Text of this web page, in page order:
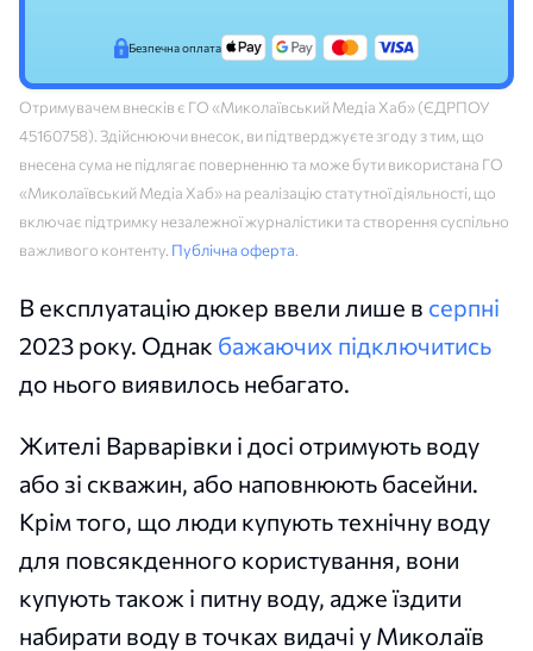
Безпечна оплата
Отримувачем внесків є ГО «Миколаївський Медіа Хаб» (ЄДРПОУ
45160758). Здійснюючи внесок, ви підтверджуєте згоду з тим, що
внесена сума не підлягає поверненню та може бути використана ГО
«Миколаївський Медіа Хаб» на реалізацію статутної діяльності, що
включає підтримку незалежної журналістики та створення суспільно
важливого контенту. Публічна оферта.
В експлуатацію дюкер ввели лише в серпні
2023 року. Однак бажаючих підключитись
до нього виявилось небагато.
Жителі Варварівки і досі отримують воду
або зі скважин, або наповнюють басейни.
Крім того, що люди купують технічну воду
для повсякденного користування, вони
купують також і питну воду, адже їздити
набирати воду в точках видачі у Миколаїв